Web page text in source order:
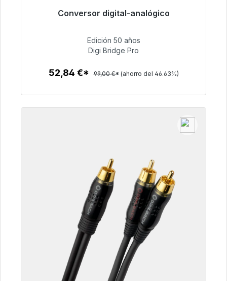
Conversor digital-analógico
Listo para envío inmediato, plazo de entrega
52,84 €
Edición 50 años
Digi Bridge Pro
52,84 €* 99,00 €* (ahorro del 46.63%)